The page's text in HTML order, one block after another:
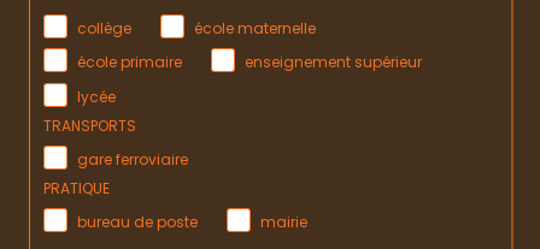
collège
école maternelle
école primaire
enseignement supérieur
lycée
TRANSPORTS
gare ferroviaire
PRATIQUE
bureau de poste
mairie